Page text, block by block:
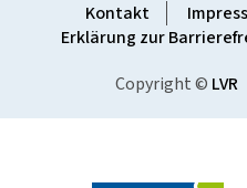
Kontakt
Erklärung zur
Copyright © LVR